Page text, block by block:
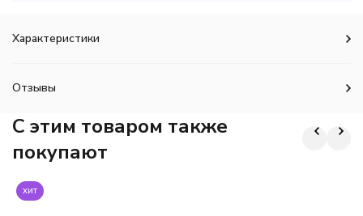
Характеристики
Отзывы
C этим товаром также
покупают
хит